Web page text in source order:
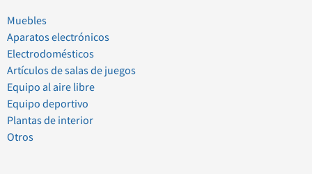
Muebles
Aparatos electrónicos
Electrodomésticos
Artículos de salas de juegos
Equipo al aire libre
Equipo deportivo
Plantas de interior
Otros